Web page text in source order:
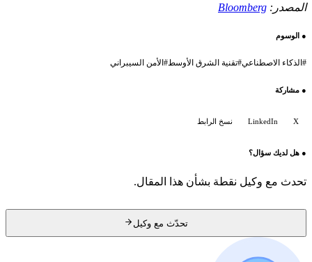
المصدر: Bloomberg
●الوسوم
الذكاء الاصطناعي# تقنية الشرق الأوسط#الأمن السيبراني
●مشاركة
LinkedIn نسخ الرابط
●هل لديك سؤال؟
تحدث مع وكيل نقطة بشأن هذا المقال.
تحدّث مع وكيل